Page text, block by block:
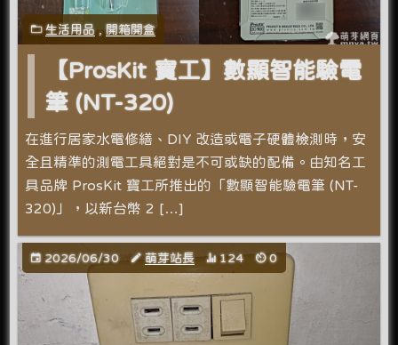
生活用品,開箱開盒
【ProsKit 寶工】數顯智能驗電
筆 (NT-320)
在進行居家水電修繕、DIY 改造或電子硬體檢測時，安
全且精準的測電工具絕對是不可或缺的配備。由知名工
具品牌 ProsKit 寶工所推出的「數顯智能驗電筆 (NT-
320)」，以新台幣 2 […]
2026/06/30 萌芽站長 124 0